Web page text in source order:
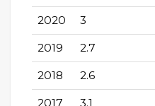
2020 3
2019 2.7
2018 2.6
2017 3.1